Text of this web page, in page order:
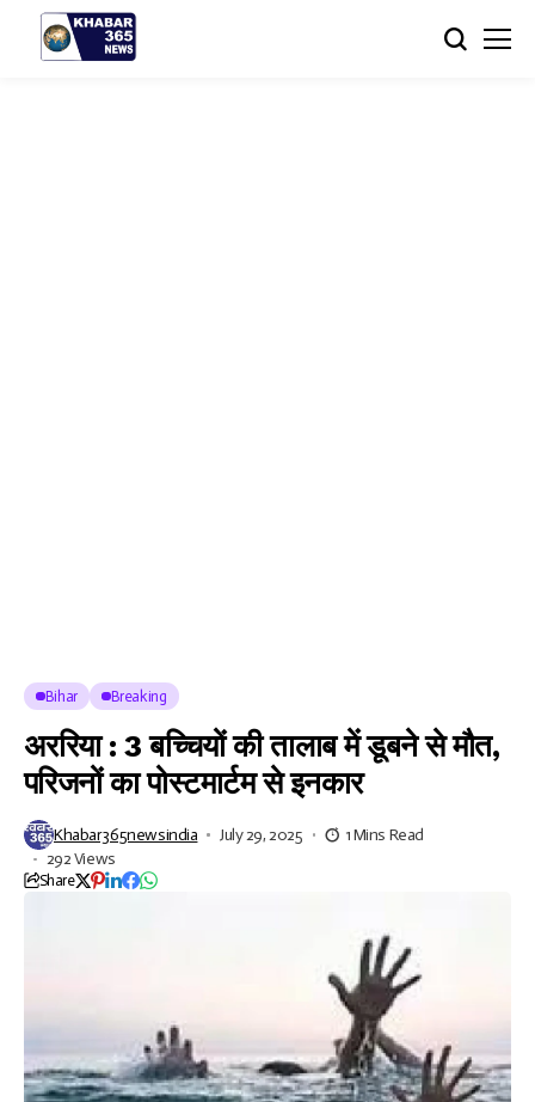
Bihar Breaking
अररिया : 3 बच्चियों की तालाब में डूबने से मौत,
परिजनों का पोस्टमार्टम से इनकार
Khabar365newsindia July 29, 2025
1 Mins Read
292 Views
Share